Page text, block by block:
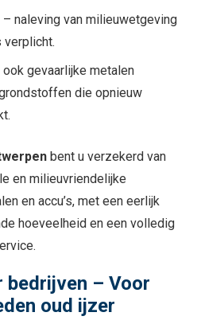
– naleving van milieuwetgeving
verplicht.
ook gevaarlijke metalen
die opnieuw
bent u verzekerd van
en milieuvriendelijke
en accu’s, met een eerlijk
hoeveelheid en een volledig
bedrijven – Voor
oud ijzer